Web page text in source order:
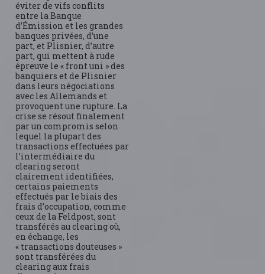
éviter de vifs conflits
entre la Banque
d’Émission et les grandes
banques privées, d’une
part, et Plisnier, d’autre
part, qui mettent à rude
épreuve le « front uni » des
banquiers et de Plisnier
dans leurs négociations
avec les Allemands et
provoquent une rupture. La
crise se résout finalement
par un compromis selon
lequel la plupart des
transactions effectuées par
l’intermédiaire du
clearing seront
clairement identifiées,
certains paiements
effectués par le biais des
frais d’occupation, comme
ceux de la Feldpost, sont
transférés au clearing où,
en échange, les
« transactions douteuses »
sont transférées du
clearing aux frais